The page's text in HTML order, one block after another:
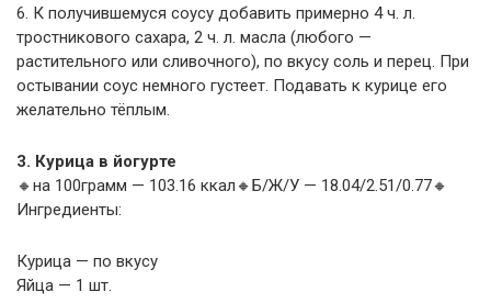
6. К получившемуся соусу добавить примерно 4 ч. л.
тростникового сахара, 2 ч. л. масла (любого —
растительного или сливочного), по вкусу соль и перец. При
остывании соус немного густеет. Подавать к курице его
желательно тёплым.
3. Курица в йогурте
🔸на 100грамм — 103.16 ккал🔸Б/Ж/У — 18.04/2.51/0.77🔸
Ингредиенты:
Курица — по вкусу
Яйца — 1 шт.